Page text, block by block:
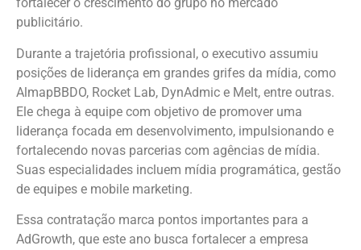
fortalecer o crescimento do grupo no mercado
publicitário.
Durante a trajetória profissional, o executivo assumiu
posições de liderança em grandes grifes da mídia, como
AlmapBBDO, Rocket Lab, DynAdmic e Melt, entre outras.
Ele chega à equipe com objetivo de promover uma
liderança focada em desenvolvimento, impulsionando e
fortalecendo novas parcerias com agências de mídia.
Suas especialidades incluem mídia programática, gestão
de equipes e mobile marketing.
Essa contratação marca pontos importantes para a
AdGrowth, que este ano busca fortalecer a empresa